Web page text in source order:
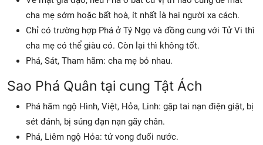
cha mẹ sớm hoặc bất hoà, ít nhất là hai người xa cách.
Chỉ có trường hợp Phá ở Tý Ngọ và đồng cung với Tử Vi thì
cha mẹ có thể giàu có. Còn lại thì không tốt.
Phá, Sát, Tham hãm: cha mẹ bỏ nhau.
Sao Phá Quân tại cung Tật Ách
Phá hãm ngộ Hình, Việt, Hỏa, Linh: gặp tai nạn điện giật, bị
sét đánh, bị súng đạn nạn gãy chân.
Phá, Liêm ngộ Hỏa: tử vong đuối nước.